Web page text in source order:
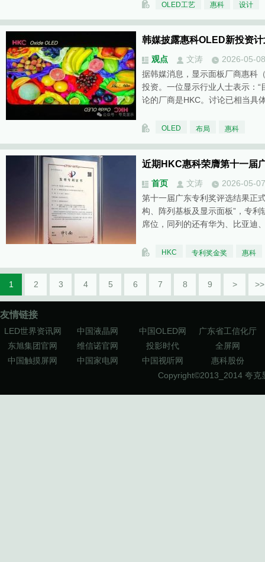
OLED工艺 惠科 设计
韩媒披露惠科OLED新投资
观点 文涛
2026-05-08
据韩媒消息，显示面板厂商惠科
投资。一位显示行业人士表示：
论的厂商是HKC。讨论已相当具
OLED 布局 惠科
近期HKC惠科荣膺第十一届
首页 文涛
2026-05-07
第十一届广东专利奖评选结果正
构、阵列基板及显示面板”，专
席位，同列的还有华为、比亚迪
HKC 专利奖金奖 惠科
1 2 3 4 5 6 7 8 9 > >>
友情链接
LED世界资讯网 中国液晶网 中国OLED网
广东省工信化厅
东旭集团官网
维信诺官网 投影时代
全屏网
中国触摸屏网
中国家电网 中国视听网
惠科股份
Copyright©2013_2014 夸克